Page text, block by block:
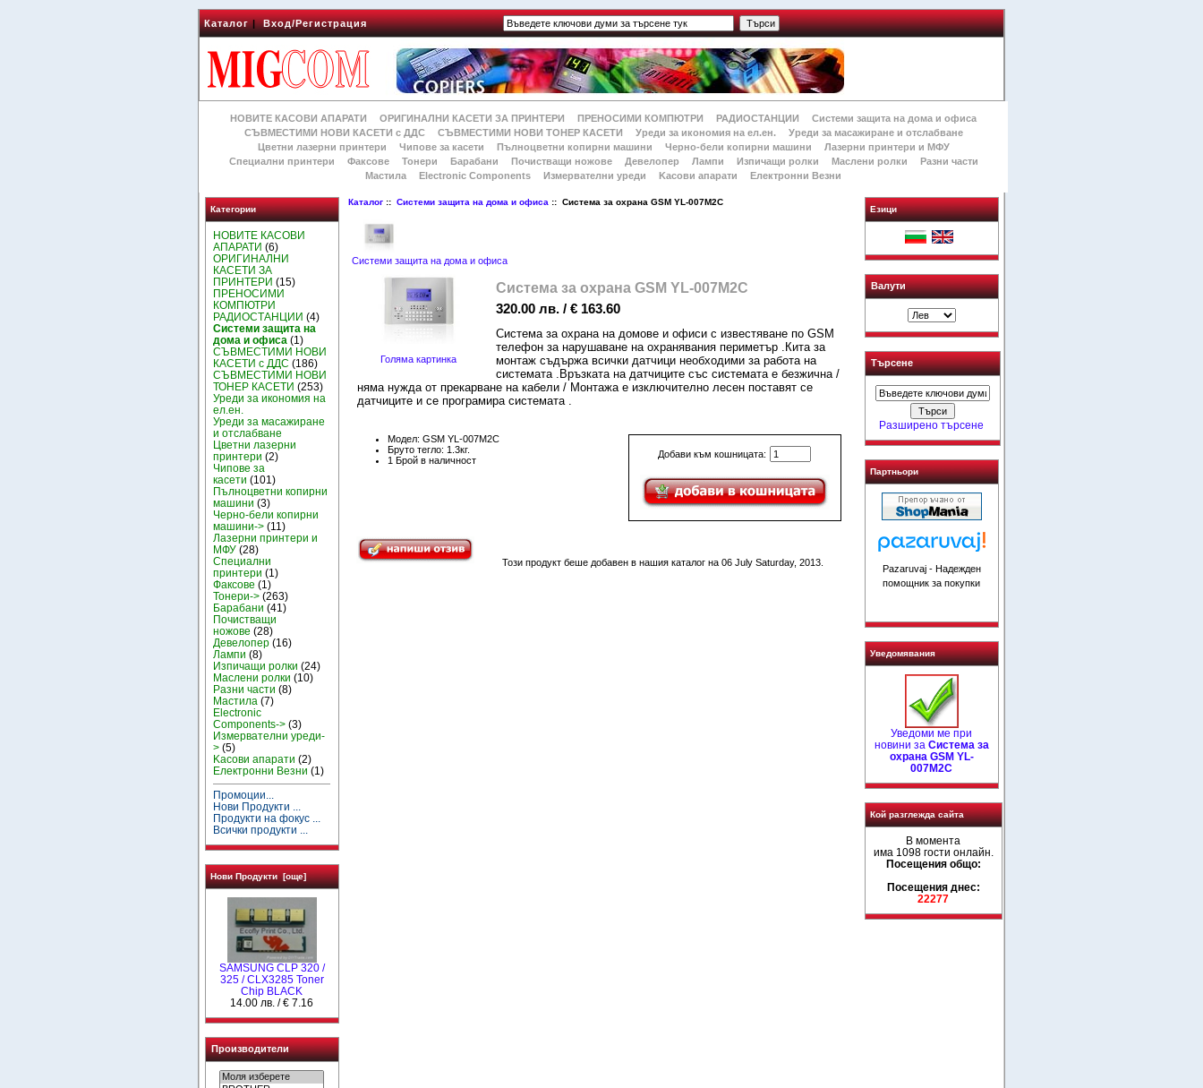
Каталог|Вход/Регистрация
НОВИТЕ КАСОВИ АПАРАТИ ОРИГИНАЛНИ КАСЕТИ ЗА ПРИНТЕРИ ПРЕНОСИМИ КОМПЮТРИ РАДИОСТАНЦИИ
Системи защита на дома и офиса
СЪВМЕСТИМИ НОВИ КАСЕТИ с ДДС
СЪВМЕСТИМИ НОВИ ТОНЕР КАСЕТИ Уреди за икономия на ел.ен.
Уреди за масажиране и отслабване
Цветни лазерни принтери
Чипове за касети Пълноцветни копирни машини Черно-бели копирни машини
Лазерни принтери и МФУ
Специални принтери
Факсове Тонери Барабани Почистващи ножове Девелопер Лампи Изпичащи ролки Маслени ролки
Разни части
Мастила
Electronic Components Измервателни уреди Kасови апарати Електронни Везни
Категории
НОВИТЕ КАСОВИ
АПАРАТИ (6)
ОРИГИНАЛНИ
КАСЕТИ ЗА
ПРИНТЕРИ (15)
ПРЕНОСИМИ
КОМПЮТРИ
РАДИОСТАНЦИИ (4)
Системи защита на
дома и офиса (1)
СЪВМЕСТИМИ НОВИ
КАСЕТИ с ДДС (186)
СЪВМЕСТИМИ НОВИ
ТОНЕР КАСЕТИ (253)
Уреди за икономия на
ел.ен.
Уреди за масажиране
и отслабване
Цветни лазерни
принтери (2)
Чипове за
касети (101)
Пълноцветни копирни
машини (3)
Черно-бели копирни
машини-> (11)
Лазерни принтери и
МФУ (28)
Специални
принтери (1)
Факсове (1)
Тонери-> (263)
Барабани (41)
Почистващи
ножове (28)
Девелопер (16)
Лампи (8)
Изпичащи ролки (24)
Маслени ролки (10)
Разни части (8)
Мастила (7)
Electronic
Components-> (3)
Измервателни уреди-
> (5)
Kасови апарати (2)
Електронни Везни (1)
Промоции...
Нови Продукти ...
Продукти на фокус ...
Всички продукти ...
Нови Продукти [още]
SAMSUNG CLP 320 /
325 / CLX3285 Toner
Chip BLACK
14.00 лв. / € 7.16
Производители
Каталог ::Системи защита на дома и офиса :: Система за охрана GSM YL-007M2C
Системи защита на дома и офиса
Голяма картинка
Система за охрана GSM YL-007M2C
320.00 лв. / € 163.60
Система за охрана на домове и офиси с известяване по GSM
телефон за нарушаване на охранявания периметър .Кита за
монтаж съдържа всички датчици необходими за работа на
системата .Връзката на датчиците със системата е безжична /
няма нужда от прекарване на кабели / Монтажа е изключително лесен поставят се
датчиците и се програмира системата .
Добави към кошницата:
Модел: GSM YL-007M2C
Бруто тегло: 1.3кг.
1 Брой в наличност
Този продукт беше добавен в нашия каталог на 06 July Saturday, 2013.
Езици
Валути
Търсене
Разширено търсене
Партньори
Pazaruvaj - Надежден
помощник за покупки
Уведомявания
Уведоми ме при
новини за Система за
охрана GSM YL-
007M2C
Кой разглежда сайта
В момента
има 1098 гости онлайн.
Посещения общо:
Посещения днес:
22277